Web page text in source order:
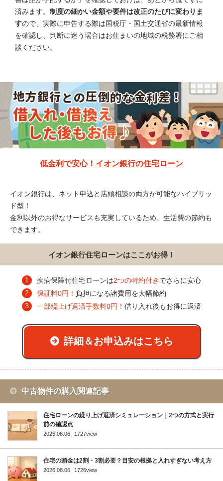
済みます。 制度の細かい金額や要件は改正のたびに変わりま
すので、実際に申告する際は国税庁・国土交通省の最新情報
を確認し、判断に迷う場合はお住まいの地域の税務署にご相
談ください。
低金利で安心！イオン銀行の住宅ローン
イオン銀行は、ネット申込と店頭相談の両方が可能なハイブリッ
ド型！
金利以外のお得なサービスも充実しているため、生活費の節約も
できます。
イオン銀行住宅ローンはここがお得！
疾病保障付住宅ローンは2つの特約付き でさらに安心
保証料0円！ 負担になる諸費用を大幅節約
一部繰上げ返済手数料0円！ 借り入れ後もお得に返済
詳細＆お申込みはこちら
中古物件の購入関連記事
住宅ローンの繰り上げ返済シミュレーション｜2つの方式と実行
前の確認点
2026.08.06 1727view
住宅の頭金は2割・3割必要？目安の根拠と入れすぎない考え方
2026.08.06 1726view